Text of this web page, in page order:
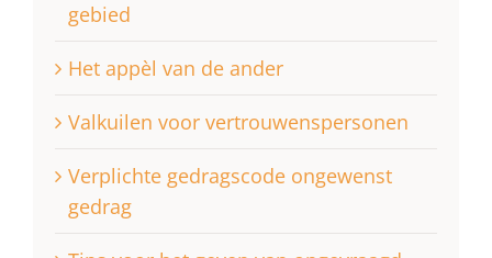
gebied
Het appèl van de ander
Valkuilen voor vertrouwenspersonen
Verplichte gedragscode ongewenst
gedrag